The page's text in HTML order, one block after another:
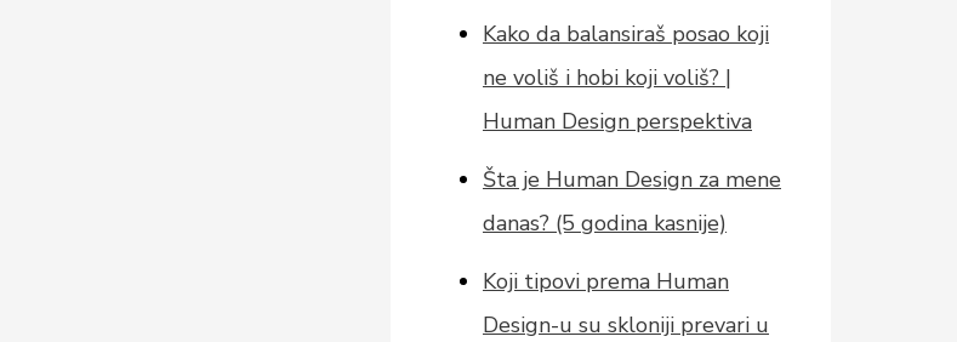
Kako da balansiraš posao koji
ne voliš i hobi koji voliš? |
Human Design perspektiva
Šta je Human Design za mene
danas? (5 godina kasnije)
Koji tipovi prema Human
Design-u su skloniji prevari u